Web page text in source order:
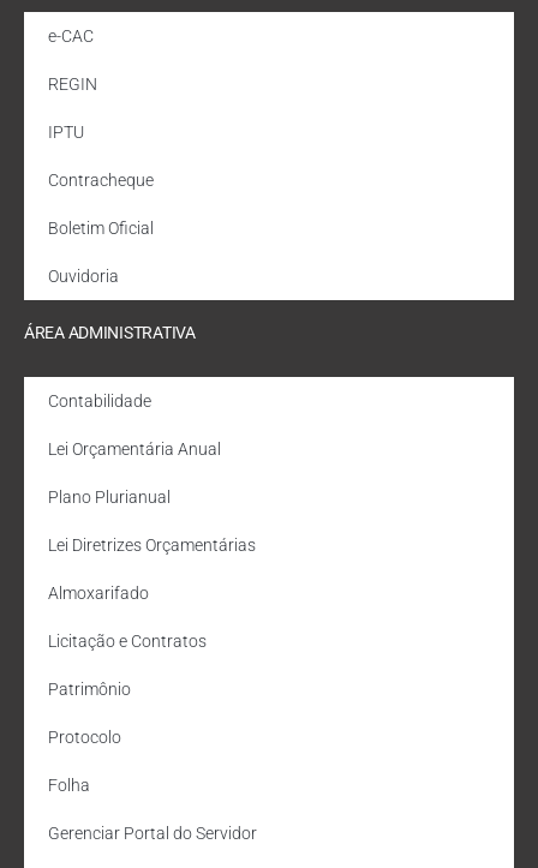
e-CAC
REGIN
IPTU
Contracheque
Boletim Oficial
Ouvidoria
ÁREA ADMINISTRATIVA
Contabilidade
Lei Orçamentária Anual
Plano Plurianual
Lei Diretrizes Orçamentárias
Almoxarifado
Licitação e Contratos
Patrimônio
Protocolo
Folha
Gerenciar Portal do Servidor